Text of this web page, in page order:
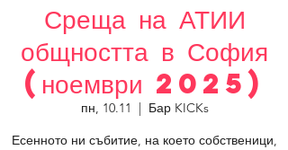
Среща на АТИИ
общността в София
(ноември 2025)
пн, 10.11
  |
Бар KICKs
Есенното ни събитие, на което собственици,